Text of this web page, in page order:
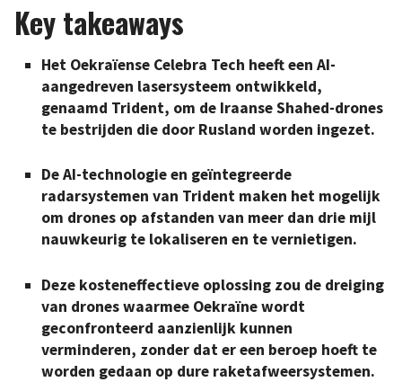
Key takeaways
Het Oekraïense Celebra Tech heeft een AI-
aangedreven lasersysteem ontwikkeld,
genaamd Trident, om de Iraanse Shahed-drones
te bestrijden die door Rusland worden ingezet.
De AI-technologie en geïntegreerde
radarsystemen van Trident maken het mogelijk
om drones op afstanden van meer dan drie mijl
nauwkeurig te lokaliseren en te vernietigen.
Deze kosteneffectieve oplossing zou de dreiging
van drones waarmee Oekraïne wordt
geconfronteerd aanzienlijk kunnen
verminderen, zonder dat er een beroep hoeft te
worden gedaan op dure raketafweersystemen.